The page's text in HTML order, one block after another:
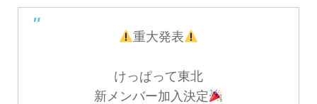
重大発表
けっぱって東北
新メンバー加入決定